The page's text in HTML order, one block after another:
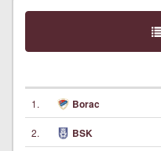
1. Borac
2. BSK